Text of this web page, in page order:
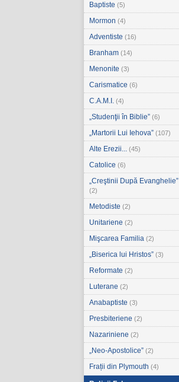
Baptiste (5)
Mormon (4)
Adventiste (16)
Branham (14)
Menonite (3)
Carismatice (6)
C.A.M.I. (4)
„Studenţii în Biblie” (6)
„Martorii Lui Iehova” (107)
Alte Erezii... (45)
Catolice (6)
„Creştinii După Evanghelie”
(2)
Metodiste (2)
Unitariene (2)
Mişcarea Familia (2)
„Biserica lui Hristos” (3)
Reformate (2)
Luterane (2)
Anabaptiste (3)
Presbiteriene (2)
Nazariniene (2)
„Neo-Apostolice” (2)
Frații din Plymouth (4)